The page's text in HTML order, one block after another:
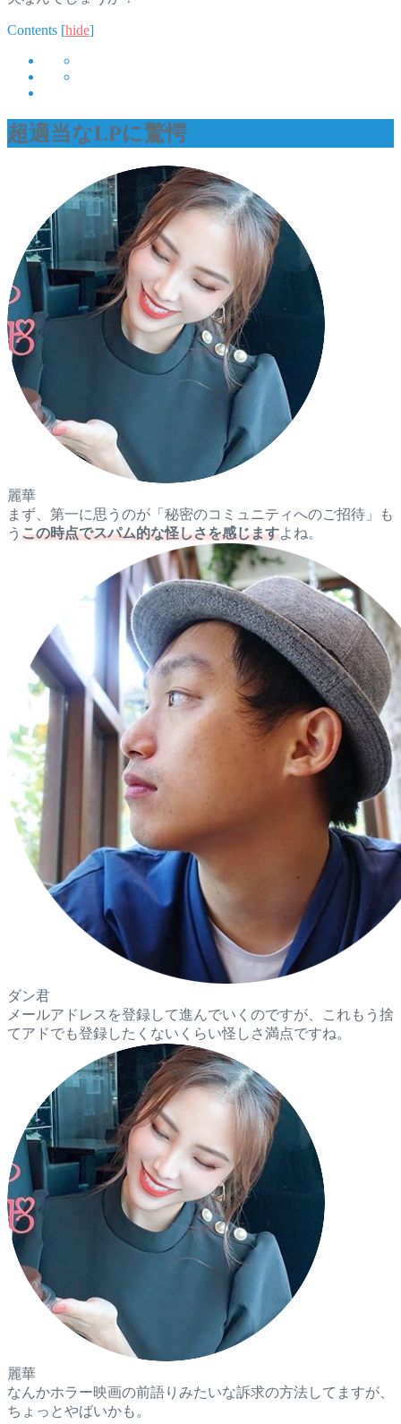
Contents [hide]
超適当なLPに驚愕
麗華
まず、第一に思うのが「秘密のコミュニティへのご招待」も
う この時点でスパム的な怪しさを感じますよね。
ダン君
メールアドレスを登録して進んでいくのですが、これもう捨
てアドでも登録したくないくらい怪しさ満点ですね。
麗華
なんかホラー映画の前語りみたいな訴求の方法してますが、
ちょっとやばいかも。